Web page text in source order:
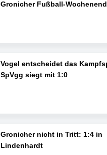
Gronicher Fußball-
Vogel entscheidet das
SpVgg siegt mit 1:0
Gronicher nicht in Tritt: 1:4 in
Lindenhardt